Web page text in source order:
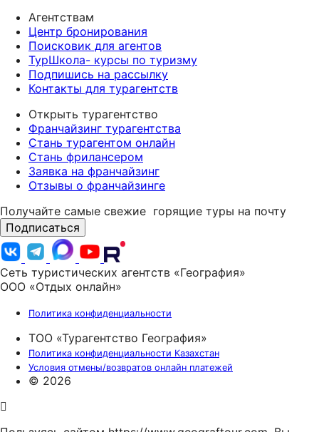
Агентствам
Центр бронирования
Поисковик для агентов
ТурШкола- курсы по туризму
Подпишись на рассылку
Контакты для турагентств
Открыть турагентство
Франчайзинг турагентства
Стань турагентом онлайн
Стань фрилансером
Заявка на франчайзинг
Отзывы о франчайзинге
Получайте самые свежие горящие туры на почту
Подписаться
Сеть туристических агентств «География»
ООО «Отдых онлайн»
Политика конфиденциальности
ТОО «Турагентство География»
Политика конфиденциальности Казахстан
Условия отмены/возвратов онлайн платежей
© 2026